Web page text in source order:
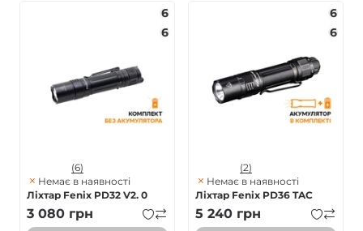
6
6
(6)
Немає в наявності
Ліхтар Fenix PD32 V2. 0
3 080 грн
6
6
(2)
Немає в наявності
Ліхтар Fenix PD36 TAC
5 240 грн